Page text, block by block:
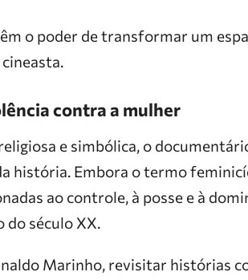
o poder de transformar um
cineasta.
contra a mulher
e simbólica, o
história. Embora o termo
ao controle, à posse e à
do século XX.
Marinho, revisitar histórias